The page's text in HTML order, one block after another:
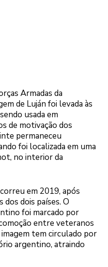
Armadas da
de Luján foi levada às
usada em
de motivação dos
permaneceu
foi localizada em uma
no interior da
em 2019, após
dos dois países. O
foi marcado por
entre veteranos
tem circulado por
argentino, atraindo